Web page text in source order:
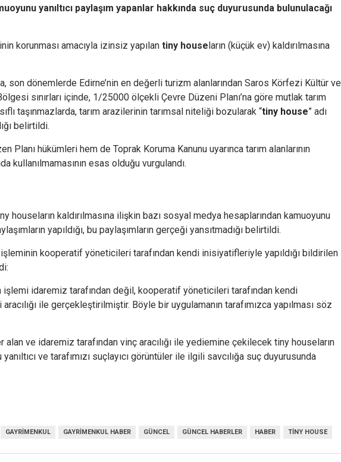
yanıltıcı paylaşım yapanlar hakkında suç duyurusunda bulunulacağı
korunması amacıyla izinsiz yapılan tiny houseların (küçük ev) kaldırılmasına
son dönemlerde Edirne’nin en değerli turizm alanlarından Saros Körfezi Kültür ve
sınırları içinde, 1/25000 ölçekli Çevre Düzeni Planı’na göre mutlak tarım
taşınmazlarda, tarım arazilerinin tarımsal niteliği bozularak “tiny house” adı
belirtildi.
Planı hükümleri hem de Toprak Koruma Kanunu uyarınca tarım alanlarının
kullanılmamasının esas olduğu vurgulandı.
houseların kaldırılmasına ilişkin bazı sosyal medya hesaplarından kamuoyunu
yapıldığı, bu paylaşımların gerçeği yansıtmadığı belirtildi.
işleminin kooperatif yöneticileri tarafından kendi inisiyatifleriyle yapıldığı bildirilen
işlemi idaremiz tarafından değil, kooperatif yöneticileri tarafından kendi
ile gerçekleştirilmiştir. Böyle bir uygulamanın tarafımızca yapılması söz
alan ve idaremiz tarafından vinç aracılığı ile yediemine çekilecek tiny houseların
ve tarafımızı suçlayıcı görüntüler ile ilgili savcılığa suç duyurusunda
GAYRIMENKUL GAYRIMENKUL HABER GÜNCEL GÜNCEL HABERLER HABER TINY HOUSE